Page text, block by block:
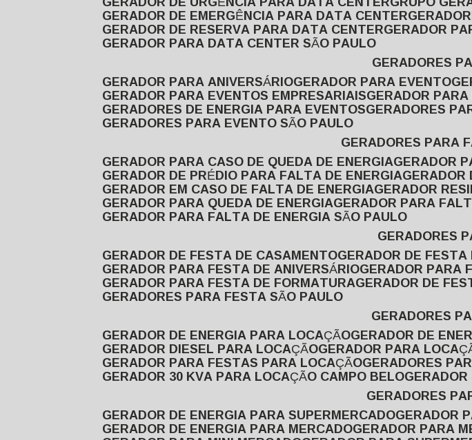
GERADOR DE EMERGÊNCIA PARA DATA CENTER
GERADOR DE RESERVA PARA DATA CENTER GERADOR
GERADOR PARA DATA CENTER SÃO PAULO
GERADORES
GERADOR PARA ANIVERSÁRIO GERADOR PARA EVENTO
GERADOR PARA EVENTOS EMPRESARIAIS GERADOR
GERADORES DE ENERGIA PARA EVENTOS GERADORES
GERADORES PARA EVENTO SÃO PAULO
GERADORES
GERADOR PARA CASO DE QUEDA DE ENERGIA GERADOR
GERADOR DE PRÉDIO PARA FALTA DE ENERGIA
GERADOR EM CASO DE FALTA DE ENERGIA GERADOR
GERADOR PARA QUEDA DE ENERGIA GERADOR PARA
GERADOR PARA FALTA DE ENERGIA SÃO PAULO
GERADORES
GERADOR DE FESTA DE CASAMENTO GERADOR DE
GERADOR PARA FESTA DE ANIVERSÁRIO GERADOR
GERADOR PARA FESTA DE FORMATURA GERADOR DE
GERADORES PARA FESTA SÃO PAULO
GERADORES
GERADOR DE ENERGIA PARA LOCAÇÃO GERADOR DE
GERADOR DIESEL PARA LOCAÇÃO GERADOR PARA
GERADOR PARA FESTAS PARA LOCAÇÃO GERADORES
GERADOR 30 KVA PARA LOCAÇÃO CAMPO BELO
GERADORES
GERADOR DE ENERGIA PARA SUPERMERCADO GERADOR
GERADOR DE ENERGIA PARA MERCADO GERADOR PARA